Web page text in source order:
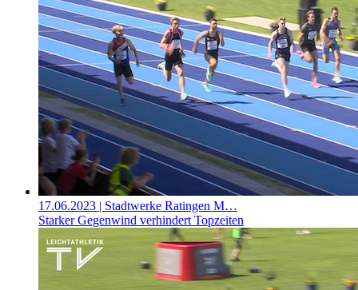
17.06.2023 | Stadtwerke Ratingen M…
Starker Gegenwind verhindert Topzeiten